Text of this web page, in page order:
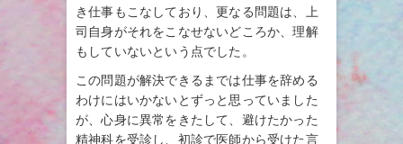
き仕事もこなしており、更なる問題は、上
司自身がそれをこなせないどころか、理解
もしていないという点でした。
この問題が解決できるまでは仕事を辞める
わけにはいかないとずっと思っていました
が、心身に異常をきたして、避けたかった
精神科を受診し、初診で医師から受けた言